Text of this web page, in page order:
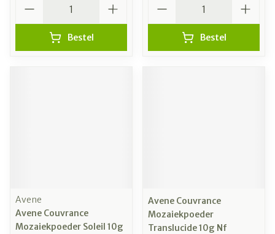
Bestel Bestel
Avene
Avene Couvrance
Mozaiekpoeder Soleil 10g
Avene Couvrance
Mozaiekpoeder
Translucide 10g Nf